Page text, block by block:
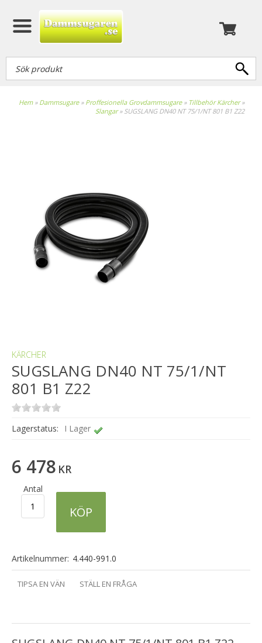
Hem» Dammsugare» Proffesionella Grovdammsugare» Tillbehör Kärcher»
Slangar» SUGSLANG DN40 NT 75/1/NT 801 B1 Z22
KÄRCHER
SUGSLANG DN40 NT 75/1/NT
801 B1 Z22
Lagerstatus: I Lager
6 478 KR
Antal
KÖP
Artikelnummer: 4.440-991.0
TIPSA EN VÄN STÄLL EN FRÅGA